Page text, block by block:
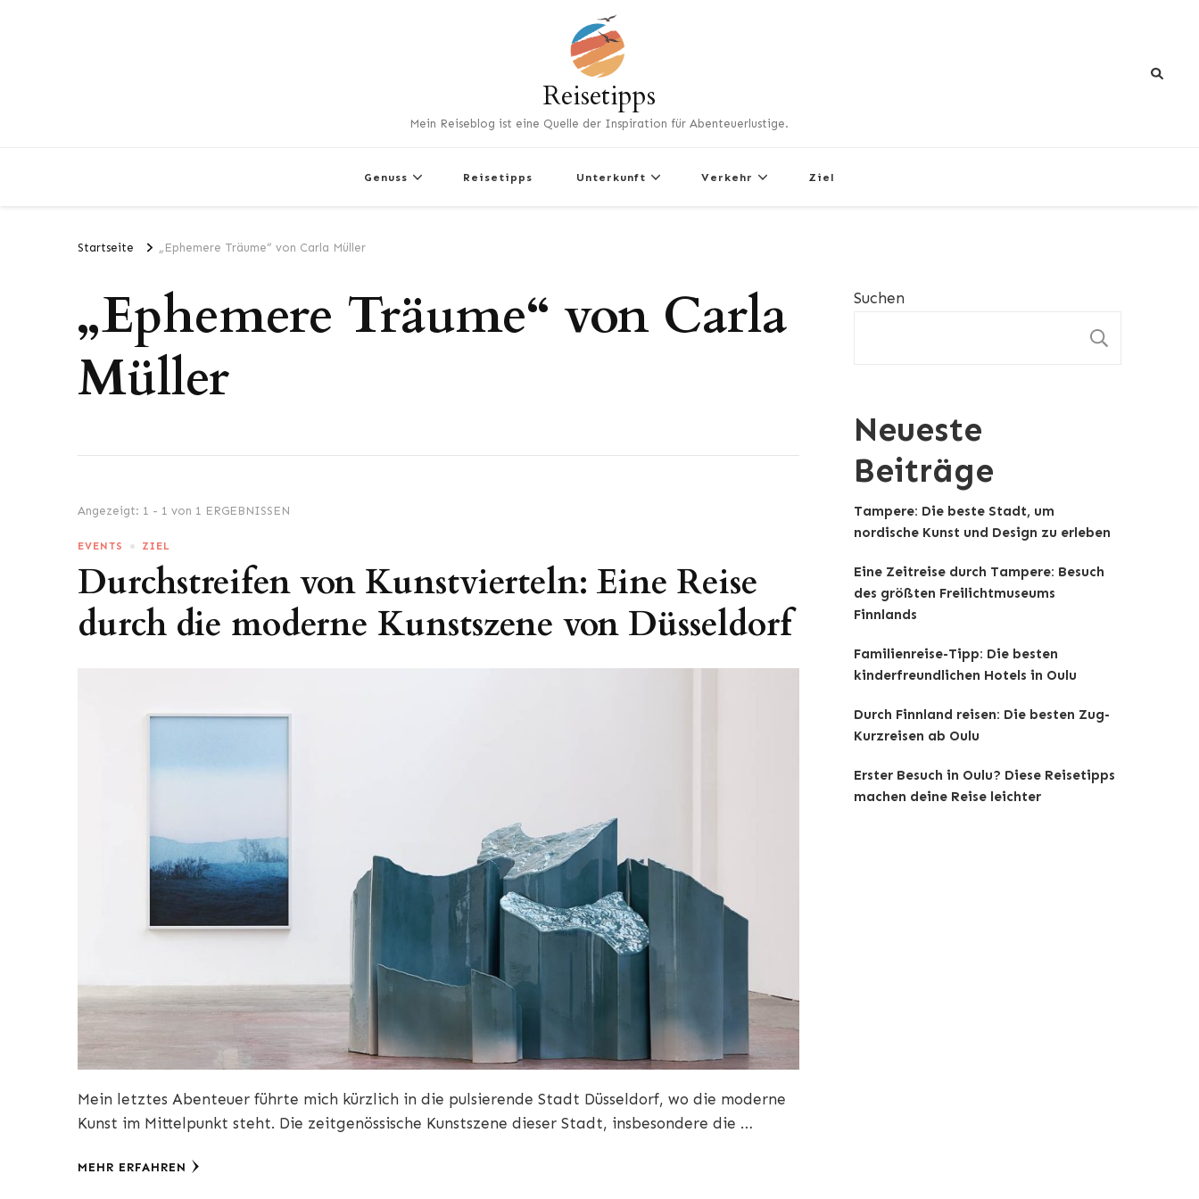
Reisetipps
Mein Reiseblog ist eine Quelle der Inspiration für Abenteuerlustige.
Genuss Reisetipps Unterkunft Verkehr Ziel
Startseite „Ephemere Träume“ von Carla Müller
„Ephemere Träume“ von Carla
Müller
Angezeigt: 1 - 1 von 1 ERGEBNISSEN
EVENTS ZIEL
Durchstreifen von Kunstvierteln: Eine Reise
durch die moderne Kunstszene von Düsseldorf
Mein letztes Abenteuer führte mich kürzlich in die pulsierende Stadt Düsseldorf, wo die moderne
Kunst im Mittelpunkt steht. Die zeitgenössische Kunstszene dieser Stadt, insbesondere die …
MEHR ERFAHREN
Suchen
Neueste
Beiträge
Tampere: Die beste Stadt, um
nordische Kunst und Design zu erleben
Eine Zeitreise durch Tampere: Besuch
des größten Freilichtmuseums
Finnlands
Familienreise-Tipp: Die besten
kinderfreundlichen Hotels in Oulu
Durch Finnland reisen: Die besten Zug-
Kurzreisen ab Oulu
Erster Besuch in Oulu? Diese Reisetipps
machen deine Reise leichter